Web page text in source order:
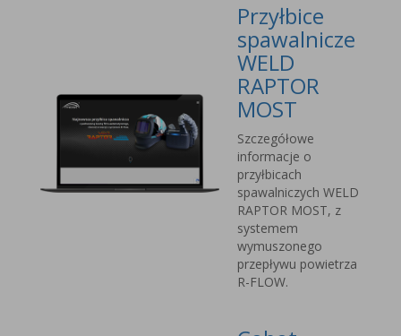
Przyłbice
spawalnicze
WELD
RAPTOR
MOST
Szczegółowe
informacje o
przyłbicach
spawalniczych WELD
RAPTOR MOST, z
systemem
wymuszonego
przepływu powietrza
R-FLOW.